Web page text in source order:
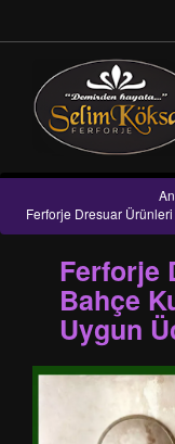
Ferforje Dresuar
Ferforje
Bahçe
Uygun